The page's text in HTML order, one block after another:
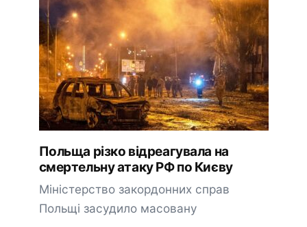
Польща різко відреагувала на
смертельну атаку РФ по Києву
Міністерство закордонних справ
Польщі засудило масовану